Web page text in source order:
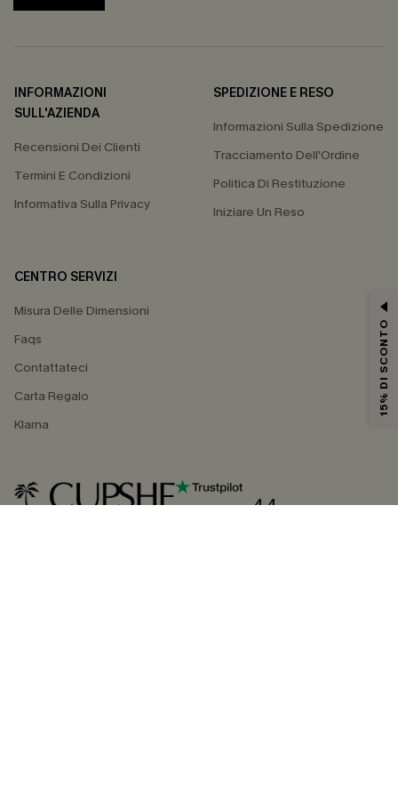
INFORMAZIONI
SULL'AZIENDA
Recensioni Dei Clienti
Termini E Condizioni
Informativa Sulla Privacy
SPEDIZIONE E RESO
Informazioni Sulla Spedizione
Tracciamento Dell'Ordine
Politica Di Restituzione
Iniziare Un Reso
CENTRO SERVIZI
Misura Delle Dimensioni
Faqs
Contattateci
Carta Regalo
Klarna
4.4
15% DI SCONTO